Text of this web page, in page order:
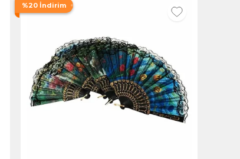
%20 İndirim